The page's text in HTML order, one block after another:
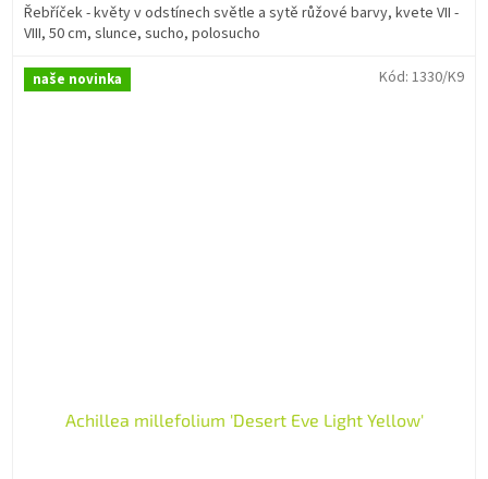
Řebříček - květy v odstínech světle a sytě růžové barvy, kvete VII -
VIII, 50 cm, slunce, sucho, polosucho
naše novinka
Achillea millefolium 'Desert Eve Light Yellow'
Kód: 1330/K9